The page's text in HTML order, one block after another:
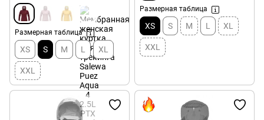
Размерная таблица
XS S M L XL
XXL
Размерная таблица
XS S M L XL
XXL